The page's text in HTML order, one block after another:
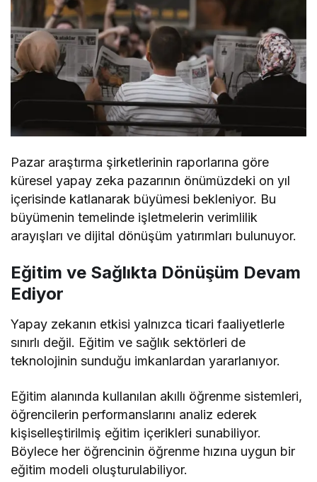
Pazar araştırma şirketlerinin raporlarına göre
küresel yapay zeka pazarının önümüzdeki on yıl
içerisinde katlanarak büyümesi bekleniyor. Bu
büyümenin temelinde işletmelerin verimlilik
arayışları ve dijital dönüşüm yatırımları bulunuyor.
Eğitim ve Sağlıkta Dönüşüm Devam
Ediyor
Yapay zekanın etkisi yalnızca ticari faaliyetlerle
sınırlı değil. Eğitim ve sağlık sektörleri de
teknolojinin sunduğu imkanlardan yararlanıyor.
Eğitim alanında kullanılan akıllı öğrenme sistemleri,
öğrencilerin performanslarını analiz ederek
kişiselleştirilmiş eğitim içerikleri sunabiliyor.
Böylece her öğrencinin öğrenme hızına uygun bir
eğitim modeli oluşturulabiliyor.